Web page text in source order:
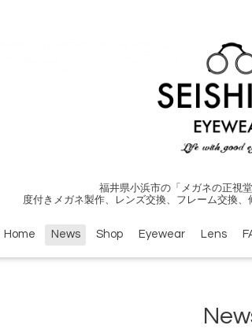
福井県小浜市の「メガネの正視
度付きメガネ製作、レンズ交換、フレーム交換、
Home News Shop Eyewear Lens